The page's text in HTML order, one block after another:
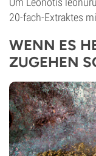
20-fach-Extraktes
WENN ES
ZUGEHEN